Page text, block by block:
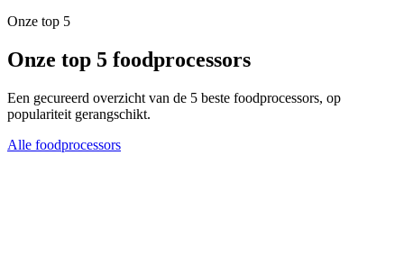
Onze top 5
Onze top 5 foodprocessors
Een gecureerd overzicht van de 5 beste foodprocessors, op
populariteit gerangschikt.
Alle foodprocessors